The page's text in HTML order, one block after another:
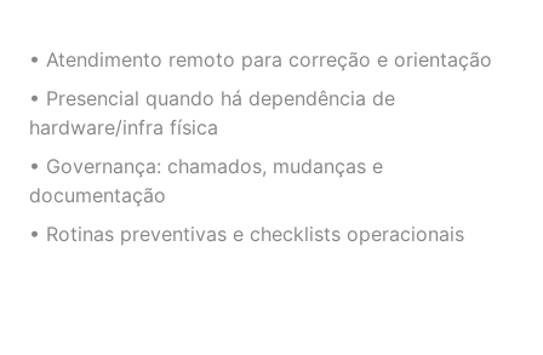
• Atendimento remoto para correção e orientação
• Presencial quando há dependência de
hardware/infra física
• Governança: chamados, mudanças e
documentação
• Rotinas preventivas e checklists operacionais